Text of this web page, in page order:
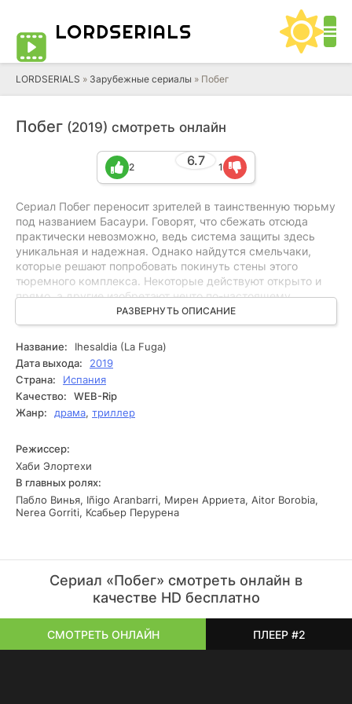
LORDSERIALS
LORDSERIALS » Зарубежные сериалы » Побег
Побег (2019) смотреть онлайн
6.7
2 1
Сериал Побег переносит зрителей в таинственную тюрьму
под названием Басаури. Говорят, что сбежать отсюда
практически невозможно, ведь система защиты здесь
уникальная и надежная. Однако найдутся смельчаки,
которые решают попробовать покинуть стены этого
тюремного комплекса. Некоторые действуют открыто и
прямо, а другие изобретают нечто по-настоящему
удивительное. В роли главных героев этой истории они
решают симулировать свой собственный побег. Никто из
них даже не предполагает, что сумеет покинуть тюрьму,
поэтому они остаются в стенах исправительного
учреждения, но не без некоторой задней мысли.
РАЗВЕРНУТЬ ОПИСАНИЕ
Название:
Ihesaldia (La Fuga)
Дата выхода:
2019
Страна:
Испания
Качество:
WEB-Rip
Жанр:
драма, триллер
Режиссер:
Хаби Элортехи
В главных ролях:
Пабло Винья, Iñigo Aranbarri, Мирен Арриета, Aitor Borobia,
Nerea Gorriti, Ксабьер Перурена
Сериал «Побег» смотреть онлайн в
качестве HD бесплатно
СМОТРЕТЬ ОНЛАЙН ПЛЕЕР #2